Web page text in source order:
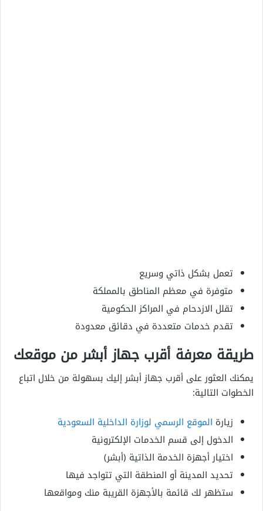
تعمل بشكل ذاتي وسريع
متوفرة في معظم المناطق بالمملكة
تقلل الازدحام في المراكز الحكومية
تقدم خدمات متعددة في دقائق معدودة
طريقة معرفة أقرب جهاز أبشر من موقعك
يمكنك العثور على أقرب جهاز أبشر إليك بسهولة من خلال اتباع
الخطوات التالية:
زيارة الموقع الرسمي لوزارة الداخلية السعودية
الدخول إلى قسم الخدمات الإلكترونية
اختيار أجهزة الخدمة الذاتية (أبشر)
تحديد المدينة أو المنطقة التي تتواجد فيها
ستظهر لك قائمة بالأجهزة القريبة منك ومواقعها